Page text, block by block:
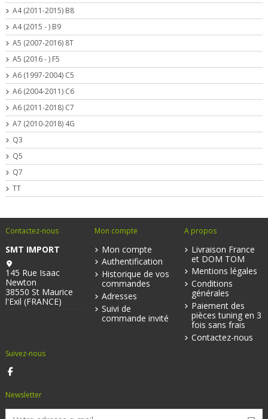
A4 (2011-2015) B8
A4 (2015 - ) B9
A5 (2007-2016) 8T
A5 (2016 - ) F5
A6 (1997-2004) C5
A6 (2004-2011) C6
A6 (2011-2018) C7
A7 (2010-2018) 4G
Q3
Q5
Q7
TT
Contactez-nous
SMT IMPORT
145 Rue Isaac
Newton
38550 St Maurice
l'Exil (FRANCE)
Mon compte
Mon compte
Authentification
Historique de vos
commandes
Adresses
Suivi de
commande invité
A propos
Livraison France
et DOM TOM
Mentions légales
Conditions
générales
Paiement des
pièces tuning en 3
fois sans frais
Contactez-nous
Suivez-nous
Newsletter